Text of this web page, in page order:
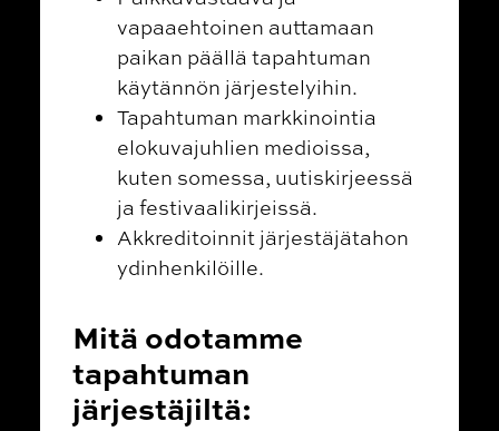
vapaaehtoinen auttamaan
paikan päällä tapahtuman
käytännön järjestelyihin.
Tapahtuman markkinointia
elokuvajuhlien medioissa,
kuten somessa, uutiskirjeessä
ja festivaalikirjeissä.
Akkreditoinnit järjestäjätahon
ydinhenkilöille.
Mitä odotamme
tapahtuman
järjestäjiltä: